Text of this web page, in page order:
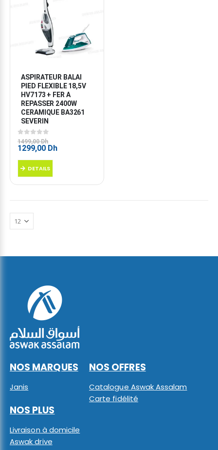
ASPIRATEUR BALAI
PIED FLEXIBLE 18,5V
HV7173 + FER A
REPASSER 2400W
CERAMIQUE BA3261
SEVERIN
0 sur 5
1499,00Dh
Le
initial
était :
1499,00 Dh.
1299,00 DhLe
DETAILS
NOS MARQUES
Janis
NOS OFFRES
Catalogue Aswak Assalam
Carte fidélité
NOS PLUS
Livraison à domicile
Aswak drive